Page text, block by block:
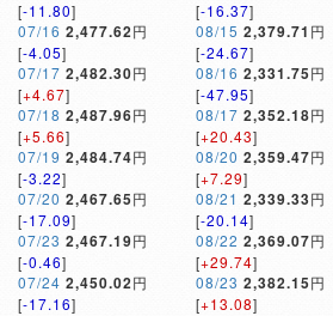
[-11.80]
07/16 2,477.62円
[-4.05]
07/17 2,482.30円
[+4.67]
07/18 2,487.96円
[+5.66]
07/19 2,484.74円
[-3.22]
07/20 2,467.65円
[-17.09]
07/23 2,467.19円
[-0.46]
07/24 2,450.02円
[-17.16]
[-16.37]
08/15 2,379.71 円
[-24.67]
08/16 2,331.75円
[-47.95]
08/17 2,352.18円
[+20.43]
08/20 2,359.47円
[+7.29]
08/21 2,339.33円
[-20.14]
08/22 2,369.07円
[+29.74]
08/23 2,382.15円
[+13.08]